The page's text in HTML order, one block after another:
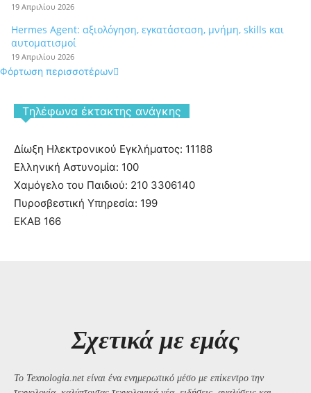
19 Απριλίου 2026
Hermes Agent: αξιολόγηση, εγκατάσταση, μνήμη, skills και
αυτοματισμοί
19 Απριλίου 2026
Φόρτωση περισσοτέρων
Tηλέφωνα έκτακτης ανάγκης
Δίωξη Ηλεκτρονικού Εγκλήματος: 11188
Ελληνική Αστυνομία: 100
Χαμόγελο του Παιδιού: 210 3306140
Πυροσβεστική Υπηρεσία: 199
ΕΚΑΒ 166
Σχετικά με εμάς
Το Texnologia.net είναι ένα ενημερωτικό μέσο με επίκεντρο την